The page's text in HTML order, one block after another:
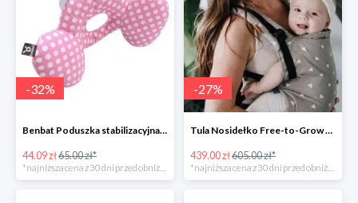
-32%
Benbat Poduszka stabilizacyjna Pink/Dots
44.09 zł65.00 zł*
-27%
Tula Nosidełko Free-to-Grow Sleepy Dust
439.00 zł605.00 zł*